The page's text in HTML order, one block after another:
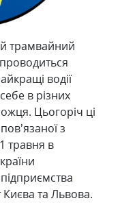
водії
в різних
Цьогоріч ці
з
травня в
Києва та Львова.